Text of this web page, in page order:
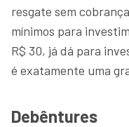
resgate sem
mínimos para
R$ 30, já dá para
é exatamente uma
Debêntures